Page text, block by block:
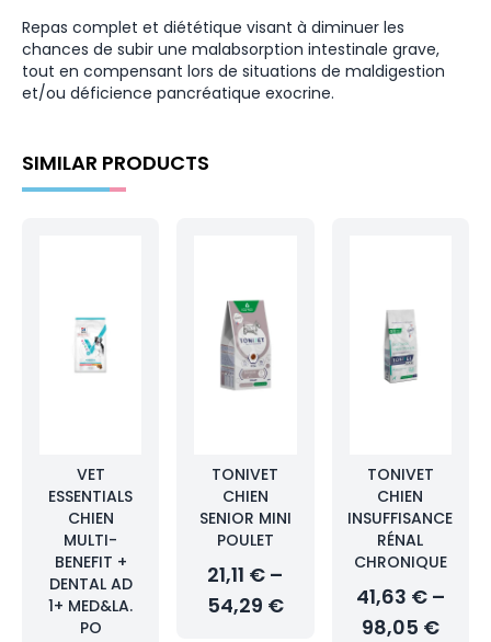
Repas complet et diététique visant à diminuer les
chances de subir une malabsorption intestinale grave,
tout en compensant lors de situations de maldigestion
et/ou déficience pancréatique exocrine.
SIMILAR PRODUCTS
VET
ESSENTIALS
CHIEN
MULTI-
BENEFIT +
DENTAL AD
1+ MED&LA.
PO
TONIVET
CHIEN
SENIOR MINI
POULET
21,11 € –
54,29 €
TONIVET
CHIEN
INSUFFISANCE
RÉNAL
CHRONIQUE
41,63 € –
98,05 €